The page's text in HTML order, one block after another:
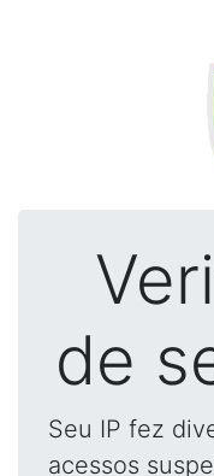
de
Seu IP fez
acessos